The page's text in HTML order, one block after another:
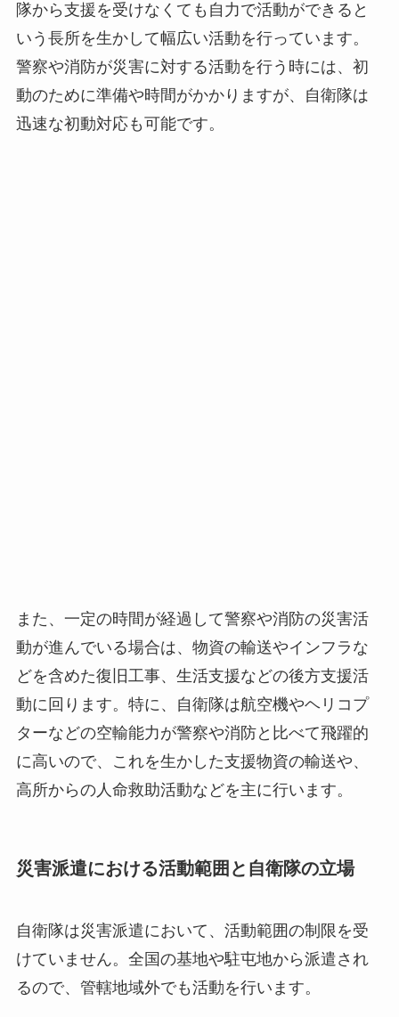
隊から支援を受けなくても自力で活動ができると
いう長所を生かして幅広い活動を行っています。
警察や消防が災害に対する活動を行う時には、初
動のために準備や時間がかかりますが、自衛隊は
迅速な初動対応も可能です。
また、一定の時間が経過して警察や消防の災害活
動が進んでいる場合は、物資の輸送やインフラな
どを含めた復旧工事、生活支援などの後方支援活
動に回ります。特に、自衛隊は航空機やヘリコプ
ターなどの空輸能力が警察や消防と比べて飛躍的
に高いので、これを生かした支援物資の輸送や、
高所からの人命救助活動などを主に行います。
災害派遣における活動範囲と自衛隊の立場
自衛隊は災害派遣において、活動範囲の制限を受
けていません。全国の基地や駐屯地から派遣され
るので、管轄地域外でも活動を行います。